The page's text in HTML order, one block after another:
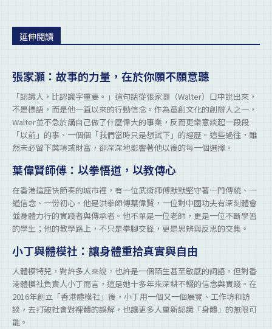
延伸閱讀
張家灝：故事的力量，在於你願不願意聽
「認識人，比認識字重要。」這句話從張家灝（Walter）口中說出來，
不是標語，而是他一直以來的行動信念。作為童創文化的創辦人之一，
Walter並不急於講自己做了什麼偉大的事業，反而更樂意談起一段段
「以前」的事、一個個「我們當時只是想試下」的經歷。這些過往，雖
然未必留下獎項或財富，卻深深地影響著他以後的每一個選擇。
葉偉賢師傅：以拳悟道，以教傳心
在香港這座快節奏的城市裡，有一位武術師傅默默堅守著一門傳統、一
道信念、一份初心。他是洪拳師傅葉偉賢，一位對中國功夫有深刻體會
並身體力行的實踐者與傳承者。他不單是一位老師，更是一位不斷學習
的學生；他的教學路上，不只是拳腳交鋒，更是思辨與反思的交集。
小丁與體模社：讓身體重拾真實與自由
人體模特兒，對許多人來說，也許是一個陌生甚至敏感的詞語。但對香
港體模社負責人小丁而言，這是她十多年來深耕不輟的信念與實踐。在
2016年創立「香港體模社」後，小丁用一個又一個展覽、工作坊和訪
談，去打破社會對裸體的誤解，也讓更多人重新認識「身體」的無限可
能。